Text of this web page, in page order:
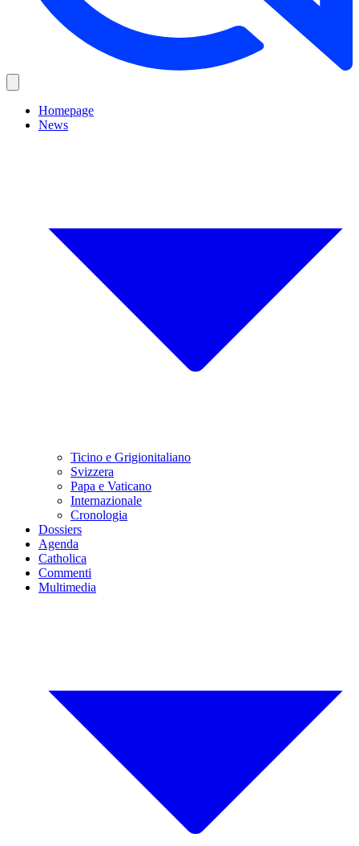
Homepage
News
Ticino e Grigionitaliano
Svizzera
Papa e Vaticano
Internazionale
Cronologia
Dossiers
Agenda
Catholica
Commenti
Multimedia